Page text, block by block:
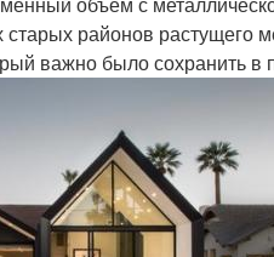
районов растущего
важно было сохранить в